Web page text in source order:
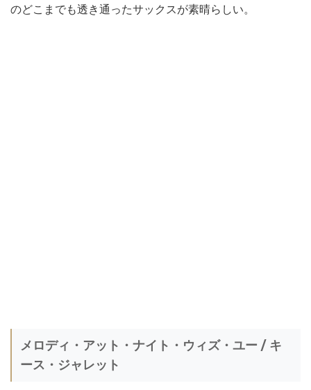
のどこまでも透き通ったサックスが素晴らしい。
メロディ・アット・ナイト・ウィズ・ユー / キ
ース・ジャレット